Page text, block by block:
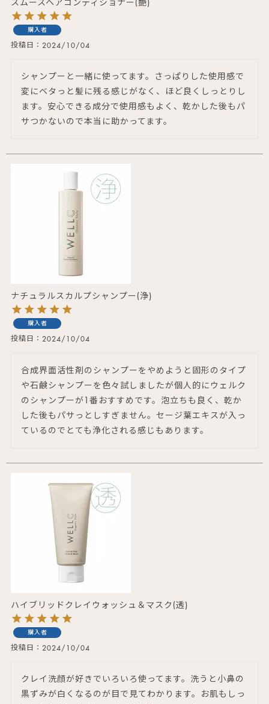
スムースヘアコンディショナー(艶)
購入者
投稿日 2024/10/04
シャンプーと一緒に使ってます。さっぱりした使用感で
変にベタっと髪に残る感じがなく、ほど良くしっとりし
ます。安心できる成分で使用感もよく、乾かした後もパ
サつかないので本当に助かってます。
ナチュラルスカルプシャンプー(浄)
購入者
投稿日 2024/10/04
合成界面活性剤のシャンプーをやめようと固形のタイプ
や石鹸シャンプーを色々試しましたが個人的にウェルク
のシャンプーが1番おすすめです。泡立ちも良く、乾か
した後もパサっとしすぎません。セージ葉エキスが入っ
ているのでとても浄化される感じもあります。
ハイブリッドクレイウォッシュ＆マスク(透)
購入者
投稿日 2024/10/04
クレイ洗顔が好きでいろいろ使ってます。洗うと小鼻の
黒ずみが白くなるのが目で見てわかります。お肌もしっ